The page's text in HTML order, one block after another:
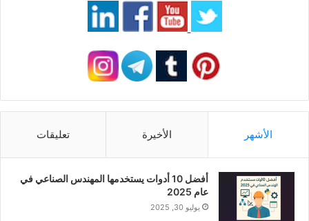
الأشهر الأخيرة تعليقات
أفضل 10 أدوات يستخدمها المهندس الصناعي في
عام 2025
يوليو 30, 2025